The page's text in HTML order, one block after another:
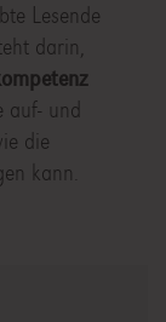
Lesende
darin,
auf- und
die
kann.